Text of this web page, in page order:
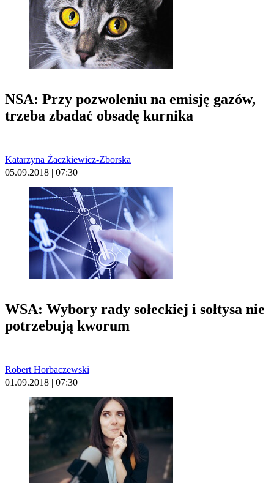
NSA: Przy pozwoleniu na emisję gazów,
trzeba zbadać obsadę kurnika
Katarzyna Żaczkiewicz-Zborska
05.09.2018 | 07:30
WSA: Wybory rady sołeckiej i sołtysa nie
potrzebują kworum
Robert Horbaczewski
01.09.2018 | 07:30